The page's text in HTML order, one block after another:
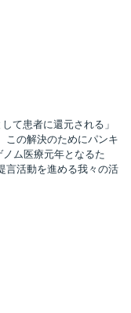
て患者に還元される」
この解決のためにパンキ
ム医療元年となるた
言活動を進める我々の活